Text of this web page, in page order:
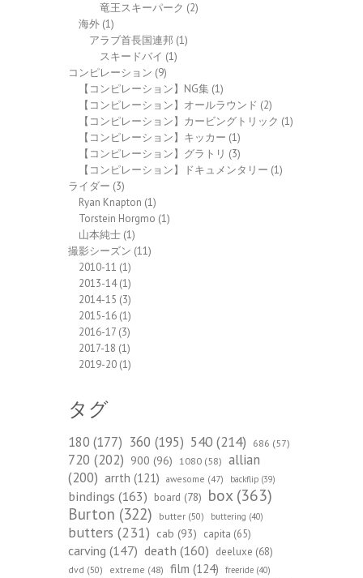
竜王スキーパーク (2)
海外 (1)
アラブ首長国連邦 (1)
スキードバイ (1)
コンピレーション (9)
【コンピレーション】NG集 (1)
【コンピレーション】オールラウンド (2)
【コンピレーション】カービングトリック (1)
【コンピレーション】キッカー (1)
【コンピレーション】グラトリ (3)
【コンピレーション】ドキュメンタリー (1)
ライダー (3)
Ryan Knapton (1)
Torstein Horgmo (1)
山本純士 (1)
撮影シーズン (11)
2010-11 (1)
2013-14(1)
2014-15 (3)
2015-16 (1)
2016-17 (3)
2017-18 (1)
2019-20 (1)
タグ
180 (177) 360 (195) 540 (214) 686 (57)
720 (202) 900 (96) 1080 (58) allian
(200) arrth (121) awesome (47) backflip (39)
bindings (163) board (78) box(363)
Burton (322) butter (50) buttering (40)
butters (231) cab (93) capita (65)
carving (147) death (160) deeluxe (68)
dvd (50) extreme (48) film (124) freeride (40)